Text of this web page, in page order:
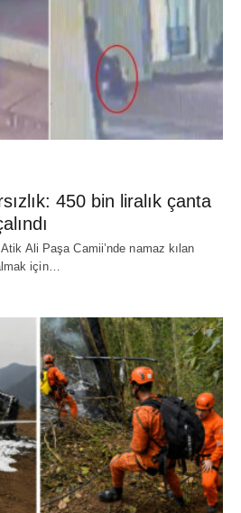
450 bin liralık çanta
Ali Paşa Camii’nde namaz kılan
için…